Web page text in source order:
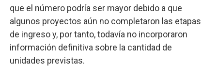
que el número podría ser mayor debido a que
algunos proyectos aún no completaron las etapas
de ingreso y, por tanto, todavía no incorporaron
información definitiva sobre la cantidad de
unidades previstas.